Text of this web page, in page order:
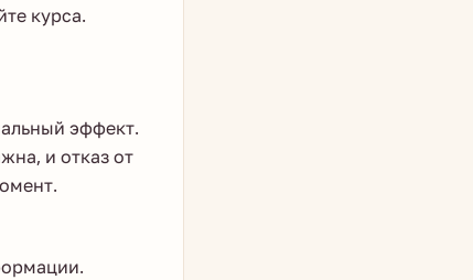
курса.
эффект.
и отказ от